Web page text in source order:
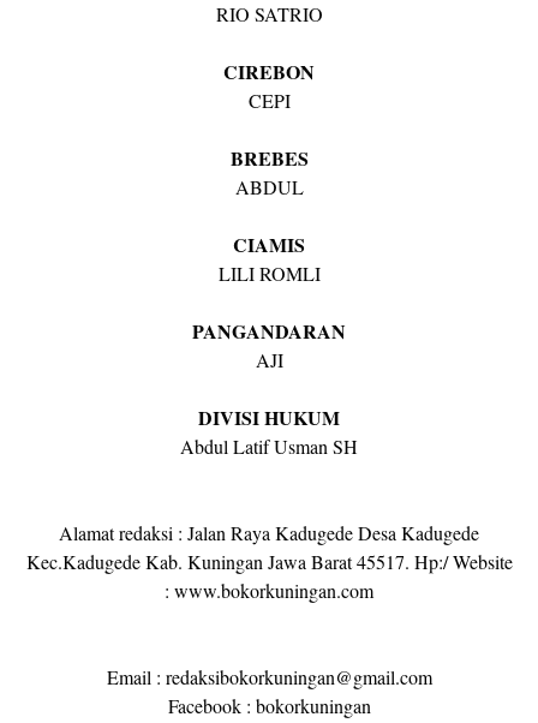
RIO SATRIO
CIREBON
CEPI
BREBES
ABDUL
CIAMIS
LILI ROMLI
PANGANDARAN
AJI
DIVISI HUKUM
Abdul Latif Usman SH
Alamat redaksi : Jalan Raya Kadugede Desa Kadugede
Kec.Kadugede Kab. Kuningan Jawa Barat 45517. Hp:/ Website
: www.bokorkuningan.com
Email : redaksibokorkuningan@gmail.com
Facebook : bokorkuningan